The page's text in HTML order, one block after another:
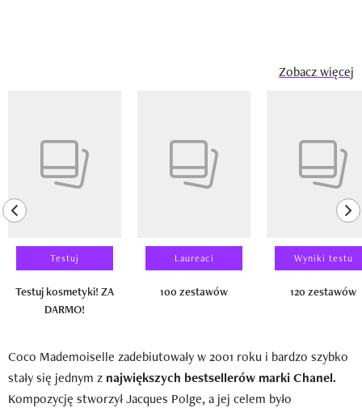
Zobacz więcej
previous element
Testuj
Testuj kosmetyki! ZA
DARMO!
Laureaci
100 zestawów
Wyniki testu
120 zestawów
Coco Mademoiselle zadebiutowały w 2001 roku i bardzo szybko
stały się jednym z największych bestsellerów marki Chanel.
Kompozycję stworzył Jacques Polge, a jej celem było